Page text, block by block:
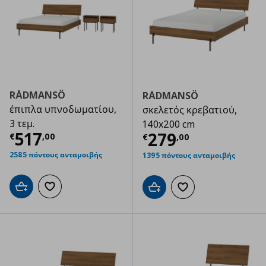
RÅDMANSÖ
έπιπλα υπνοδωματίου,
3 τεμ.
€517,00
Τρέχουσα τιμή € 517,00
2585 πόντους ανταμοιβής
Προσθήκη στο καλάθι
Προσθήκη στα αγαπημένα
RÅDMANSÖ
σκελετός κρεβατιού,
140x200 cm
€279,00
Τρέχουσα
1395 πόντους ανταμοιβής
Προσθήκη στο καλάθι
Προσθήκη στα